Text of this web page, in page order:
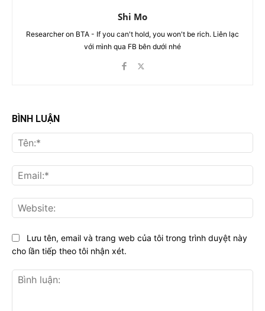
Shi Mo
Researcher on BTA - If you can't hold, you won't be rich. Liên lạc
với mình qua FB bên dưới nhé
BÌNH LUẬN
Lưu tên, email và trang web của tôi trong trình duyệt này
cho lần tiếp theo tôi nhận xét.